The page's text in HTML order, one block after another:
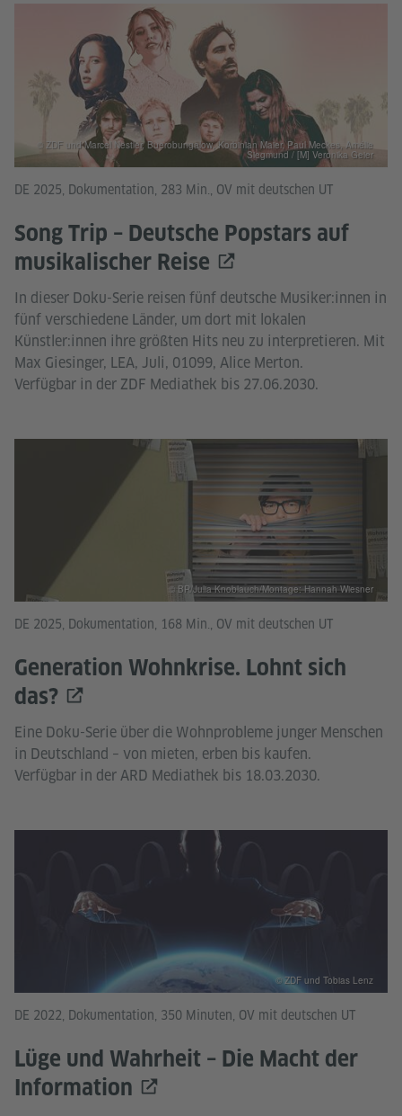
DE 2025, Dokumentation, 283 Min., OV mit deutschen UT
Song Trip – Deutsche Popstars auf
musikalischer Reise
In dieser Doku-Serie reisen fünf deutsche Musiker:innen in
fünf verschiedene Länder, um dort mit lokalen
Künstler:innen ihre größten Hits neu zu interpretieren. Mit
Max Giesinger, LEA, Juli, 01099, Alice Merton.
Verfügbar in der ZDF Mediathek bis 27.06.2030.
© ZDF und Marcel Nestler, Buerobungalow, Korbinian Maier, Paul Meckes, Amélie
Siegmund / [M] Veronika Geier
DE 2025, Dokumentation, 168 Min., OV mit deutschen UT
Generation Wohnkrise. Lohnt sich
das?
Eine Doku-Serie über die Wohnprobleme junger Menschen
in Deutschland – von mieten, erben bis kaufen.
Verfügbar in der ARD Mediathek bis 18.03.2030.
© BR/Julia Knoblauch/Montage: Hannah Wiesner
DE 2022, Dokumentation, 350 Minuten, OV mit deutschen UT
Lüge und Wahrheit – Die Macht der
Information
© ZDF und Tobias Lenz